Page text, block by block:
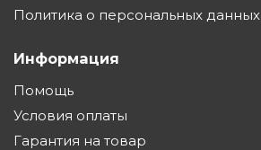
Политика о персональных данных
Информация
Помощь
Условия оплаты
Гарантия на товар